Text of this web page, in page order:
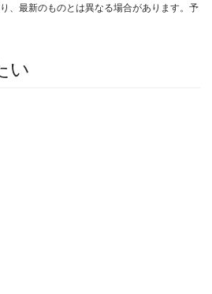
、最新のものとは異なる場合があります。予
い